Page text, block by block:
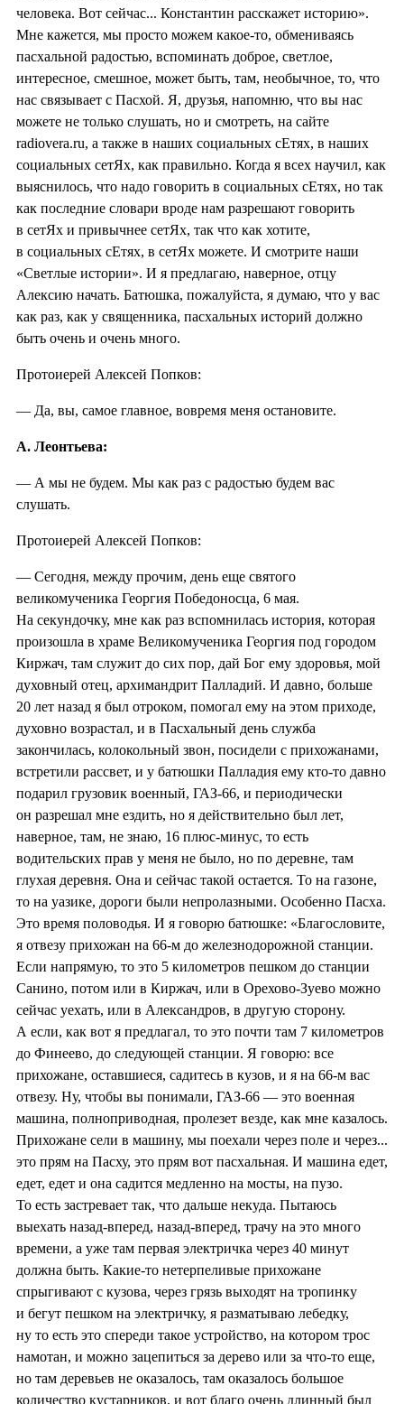
человека. Вот сейчас... Константин расскажет историю».
Мне кажется, мы просто можем какое-то, обмениваясь
пасхальной радостью, вспоминать доброе, светлое,
интересное, смешное, может быть, там, необычное, то, что
нас связывает с Пасхой. Я, друзья, напомню, что вы нас
можете не только слушать, но и смотреть, на сайте
radiovera.ru, а также в наших социальных сЕтях, в наших
социальных сетЯх, как правильно. Когда я всех научил, как
выяснилось, что надо говорить в социальных сЕтях, но так
как последние словари вроде нам разрешают говорить
в сетЯх и привычнее сетЯх, так что как хотите,
в социальных сЕтях, в сетЯх можете. И смотрите наши
«Светлые истории». И я предлагаю, наверное, отцу
Алексию начать. Батюшка, пожалуйста, я думаю, что у вас
как раз, как у священника, пасхальных историй должно
быть очень и очень много.
Протоиерей Алексей Попков:
— Да, вы, самое главное, вовремя меня остановите.
А. Леонтьева:
— А мы не будем. Мы как раз с радостью будем вас
слушать.
Протоиерей Алексей Попков:
— Сегодня, между прочим, день еще святого
великомученика Георгия Победоносца, 6 мая.
На секундочку, мне как раз вспомнилась история, которая
произошла в храме Великомученика Георгия под городом
Киржач, там служит до сих пор, дай Бог ему здоровья, мой
духовный отец, архимандрит Палладий. И давно, больше
20 лет назад я был отроком, помогал ему на этом приходе,
духовно возрастал, и в Пасхальный день служба
закончилась, колокольный звон, посидели с прихожанами,
встретили рассвет, и у батюшки Палладия ему кто-то давно
подарил грузовик военный, ГАЗ-66, и периодически
он разрешал мне ездить, но я действительно был лет,
наверное, там, не знаю, 16 плюс-минус, то есть
водительских прав у меня не было, но по деревне, там
глухая деревня. Она и сейчас такой остается. То на газоне,
то на уазике, дороги были непролазными. Особенно Пасха.
Это время половодья. И я говорю батюшке: «Благословите,
я отвезу прихожан на 66-м до железнодорожной станции.
Если напрямую, то это 5 километров пешком до станции
Санино, потом или в Киржач, или в Орехово-Зуево можно
сейчас уехать, или в Александров, в другую сторону.
А если, как вот я предлагал, то это почти там 7 километров
до Финеево, до следующей станции. Я говорю: все
прихожане, оставшиеся, садитесь в кузов, и я на 66-м вас
отвезу. Ну, чтобы вы понимали, ГАЗ-66 — это военная
машина, полноприводная, пролезет везде, как мне казалось.
Прихожане сели в машину, мы поехали через поле и через...
это прям на Пасху, это прям вот пасхальная. И машина едет,
едет, едет и она садится медленно на мосты, на пузо.
То есть застревает так, что дальше некуда. Пытаюсь
выехать назад-вперед, назад-вперед, трачу на это много
времени, а уже там первая электричка через 40 минут
должна быть. Какие-то нетерпеливые прихожане
спрыгивают с кузова, через грязь выходят на тропинку
и бегут пешком на электричку, я разматываю лебедку,
ну то есть это спереди такое устройство, на котором трос
намотан, и можно зацепиться за дерево или за что-то еще,
но там деревьев не оказалось, там оказалось большое
количество кустарников, и вот благо очень длинный был